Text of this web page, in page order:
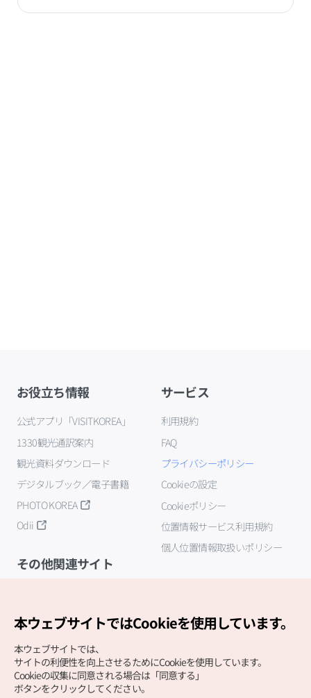
お役立ち情報
公式アプリ「VISITKOREA」
1330観光通訳案内
観光資料ダウンロード
デジタルブック／電子書籍
PHOTO KOREA
Odii
サービス
利用規約
FAQ
プライバシーポリシー
Cookieの設定
Cookieポリシー
位置情報サービス利用規約
個人位置情報取扱いポリシー
その他関連サイト
本ウェブサイトではCookieを使用しています。
本ウェブサイトでは、
サイトの利便性を向上させるためにCookieを使用しています。
Cookieの収集に同意される場合は「同意する」
ボタンをクリックしてください。